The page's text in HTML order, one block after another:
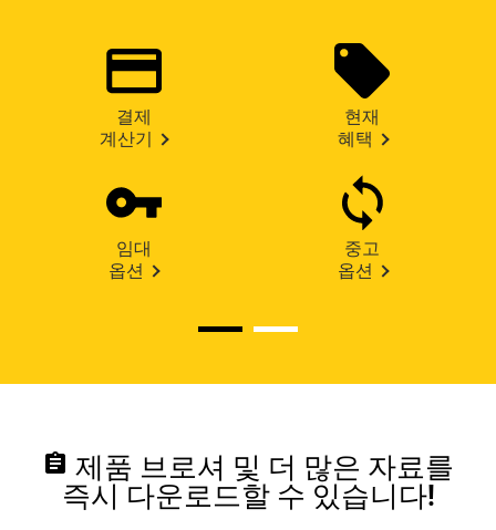
결제
계산기
현재
혜택
임대
옵션
중고
옵션
assignment 제품 브로셔 및 더 많은 자료를
즉시 다운로드할 수 있습니다!